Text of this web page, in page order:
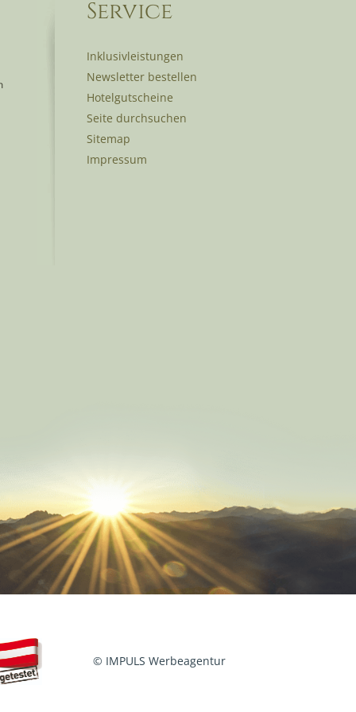
Service
Inklusivleistungen
Newsletter bestellen
Hotelgutscheine
Seite durchsuchen
Sitemap
Impressum
© IMPULS Werbeagentur